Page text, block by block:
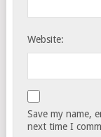
Website:
Save my name,
next time I